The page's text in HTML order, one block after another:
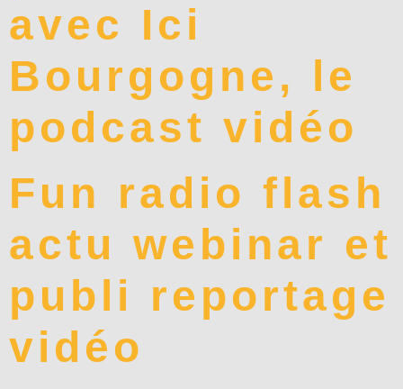
avec Ici
Bourgogne, le
podcast vidéo
Fun radio flash
actu webinar et
publi reportage
vidéo